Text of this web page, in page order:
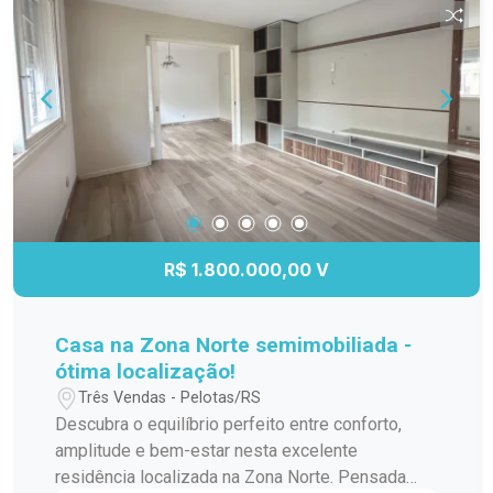
R$ 1.800.000,00 V
Casa na Zona Norte semimobiliada -
ótima localização!
Três Vendas - Pelotas/RS
Descubra o equilíbrio perfeito entre conforto,
amplitude e bem-estar nesta excelente
residência localizada na Zona Norte. Pensada